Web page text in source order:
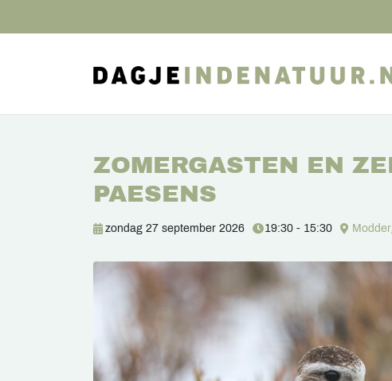
ZOMERGASTEN EN
PAESENS
zondag 27 september 2026 19:30 - 15:30